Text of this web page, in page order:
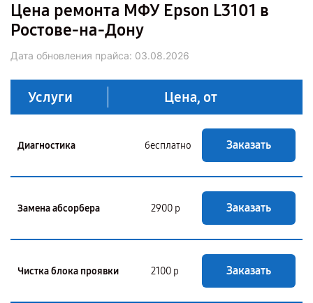
Цена ремонта МФУ Epson L3101 в
Ростове-на-Дону
Дата обновления прайса: 03.08.2026
Услуги Цена, от
Диагностика бесплатно Заказать
Замена абсорбера 2900 р Заказать
Чистка блока проявки 2100 р Заказать